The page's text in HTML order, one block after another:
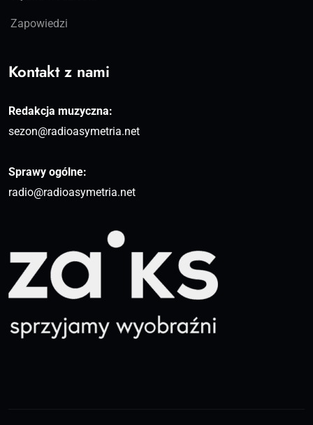
Zapowiedzi
Kontakt z nami
Redakcja muzyczna:
sezon@radioasymetria.net
Sprawy ogólne:
radio@radioasymetria.net